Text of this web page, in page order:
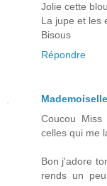
Jolie cette
La jupe et les
Bisous
Répondre
Coucou
celles qui me
Bon j'adore
rends un